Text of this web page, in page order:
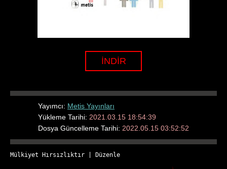
İNDİR
Yayımcı: Metis Yayınları
Yükleme Tarihi: 2021.03.15 18:54:39
Dosya Güncelleme Tarihi: 2022.05.15 03:52:52
Mülkiyet Hırsızlıktır Düzenle